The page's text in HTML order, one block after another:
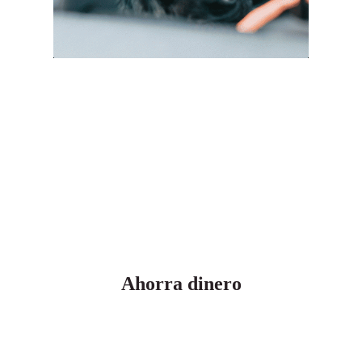
Ahorra dinero